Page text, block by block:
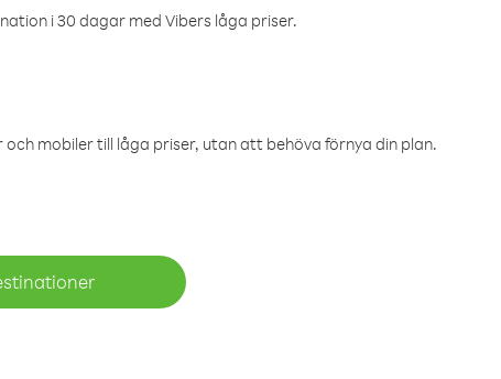
i 30 dagar med Vibers låga priser.
mobiler till låga priser, utan att behöva förnya din plan.